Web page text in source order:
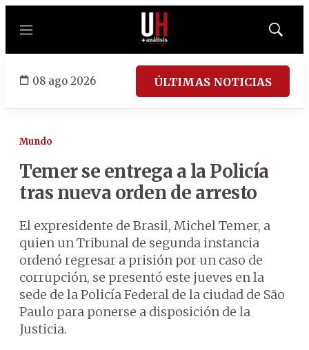
Menú
Mostrar
08 ago 2026 ÚLTIMAS NOTICIAS
Mundo
Temer se entrega a la Policía
tras nueva orden de arresto
El expresidente de Brasil, Michel Temer, a
quien un Tribunal de segunda instancia
ordenó regresar a prisión por un caso de
corrupción, se presentó este jueves en la
sede de la Policía Federal de la ciudad de São
Paulo para ponerse a disposición de la
Justicia.